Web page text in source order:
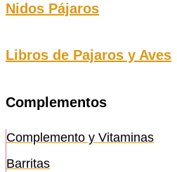
Nidos Pájaros
Libros de Pajaros y Aves
Complementos
Complemento y Vitaminas
Barritas